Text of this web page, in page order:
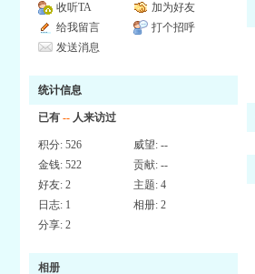
收听TA
加为好友
给我留言
打个招呼
发送消息
统计信息
已有 -- 人来访过
积分: 526 威望: --
金钱: 522 贡献: --
好友: 2 主题: 4
日志: 1 相册: 2
分享: 2
相册